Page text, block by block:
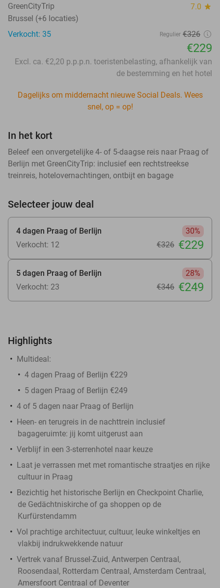
GreenCityTrip 7.0 star
Brussel (+6 locaties)
Verkocht: 35
Regulier €326
€229
Excl. ca. €2,20 p.p.p.n. toeristenbelasting, afhankelijk van
de bestemming en het hotel
Dagelijks om middernacht nieuwe Social Deals. Wees
snel, op = op!
In het kort
Beleef een onvergetelijke 4- of 5-daagse reis naar Praag of
Berlijn met GreenCityTrip: inclusief een rechtstreekse
treinreis, hotelovernachtingen, ontbijt en bagage
Selecteer jouw deal
4 dagen Praag of Berlijn
30%
Verkocht: 12
€326 €229
5 dagen Praag of Berlijn
28%
Verkocht: 23
€346 €249
Highlights
Multideal:
4 dagen Praag of Berlijn €229
5 dagen Praag of Berlijn €249
4 of 5 dagen naar Praag of Berlijn
Heen- en terugreis in de nachttrein inclusief
bagageruimte: jij komt uitgerust aan
Verblijf in een 3-sterrenhotel naar keuze
Laat je verrassen met met romantische straatjes en rijke
cultuur in Praag
Bezichtig het historische Berlijn en Checkpoint Charlie,
de Gedächtniskirche of ga shoppen op de
Kurfürstendamm
Vol prachtige architectuur, cultuur, leuke winkeltjes en
vlakbij indrukwekkende natuur
Vertrek vanaf Brussel-Zuid, Antwerpen Centraal,
Roosendaal, Rotterdam Centraal, Amsterdam Centraal,
Amersfoort Centraal of Deventer